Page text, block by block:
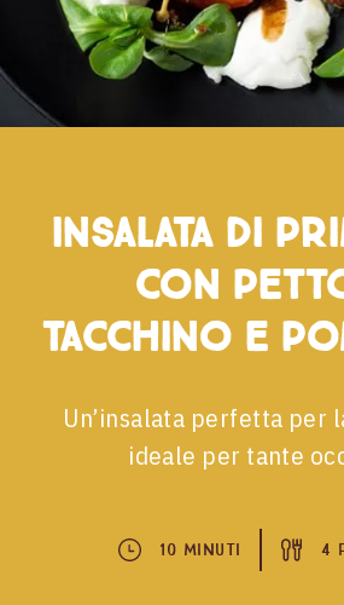
Insalata di
con
tacchino e
Un’insalata perfetta per
ideale per tante
10 Minuti 4